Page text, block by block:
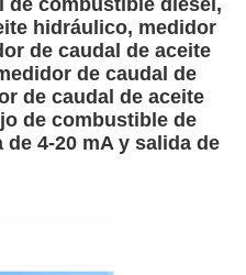
de combustible diesel,
hidráulico, medidor
de caudal de aceite
de caudal de
de caudal de aceite
de combustible de
4-20 mA y salida de